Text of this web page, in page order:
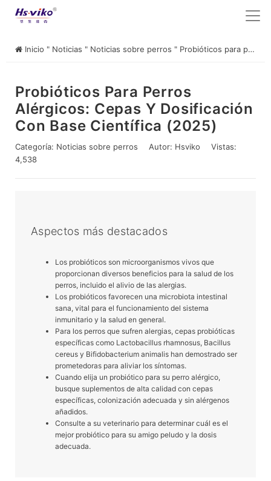
Inicio " Noticias " Noticias sobre perros " Probióticos para perros alérgicos: Cepas y dosificación con base científica (2025)
Probióticos Para Perros
Alérgicos: Cepas Y Dosificación
Con Base Científica (2025)
Categoría: Noticias sobre perros Autor: Hsviko
Vistas:
4,538
Aspectos más destacados
Los probióticos son microorganismos vivos que
proporcionan diversos beneficios para la salud de los
perros, incluido el alivio de las alergias.
Los probióticos favorecen una microbiota intestinal
sana, vital para el funcionamiento del sistema
inmunitario y la salud en general.
Para los perros que sufren alergias, cepas probióticas
específicas como Lactobacillus rhamnosus, Bacillus
cereus y Bifidobacterium animalis han demostrado ser
prometedoras para aliviar los síntomas.
Cuando elija un probiótico para su perro alérgico,
busque suplementos de alta calidad con cepas
específicas, colonización adecuada y sin alérgenos
añadidos.
Consulte a su veterinario para determinar cuál es el
mejor probiótico para su amigo peludo y la dosis
adecuada.